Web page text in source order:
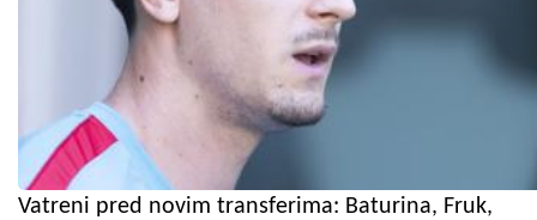
Vatreni pred novim transferima: Baturina, Fruk,